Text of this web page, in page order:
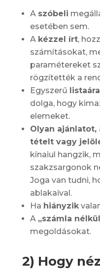
A szóbeli
esetében sem.
A kézzel írt,
számításokat,
paramétereket
rögzítették a
Egyszerű
dolga, hogy
elemeket.
Olyan
tételt vagy
kínaiul hangzik,
szakzsargonok
Joga van tudni,
ablakaival.
Ha hiányzik
A „számla
megoldásokat.
2) Hogy